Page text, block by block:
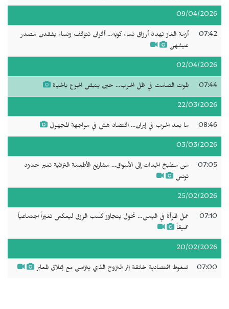
09/04/2026
07:42
أزمة الغاز تهدد أرزاق نساء كويه... أفران تتوقف ونساء يفقدن مصدر
عيشهن
02/04/2026
07:44 الموت الصامت في ظل الحرب... حين ينبض الجوع بالحياة
22/03/2026
08:46 ما بعد الحرب في إيران... اقتصاد هش في مواجهة المجهول
03/03/2026
07:05
من مطبخ الجدات إلى الأسواق... مشاريع الأطعمة التراثية تعبر حدود
تونس
25/02/2026
07:10
عمل المرأة في اليمن… تحوّل يتجاوز كسب الرزق ليعكس تغيّراً اجتماعياً
عميقاً
20/02/2026
07:00 ضغوط اقتصادية خانقة إثر النزوح الذي يتزامن مع إغلاق المعابر